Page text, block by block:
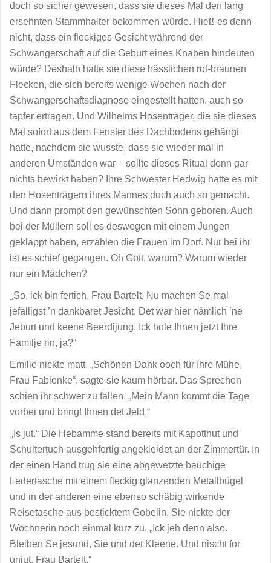
doch so sicher gewesen, dass sie dieses Mal den lang
ersehnten Stammhalter bekommen würde. Hieß es denn
nicht, dass ein fleckiges Gesicht während der
Schwangerschaft auf die Geburt eines Knaben hindeuten
würde? Deshalb hatte sie diese hässlichen rot-braunen
Flecken, die sich bereits wenige Wochen nach der
Schwangerschaftsdiagnose eingestellt hatten, auch so
tapfer ertragen. Und Wilhelms Hosenträger, die sie dieses
Mal sofort aus dem Fenster des Dachbodens gehängt
hatte, nachdem sie wusste, dass sie wieder mal in
anderen Umständen war – sollte dieses Ritual denn gar
nichts bewirkt haben? Ihre Schwester Hedwig hatte es mit
den Hosenträgern ihres Mannes doch auch so gemacht.
Und dann prompt den gewünschten Sohn geboren. Auch
bei der Müllern soll es deswegen mit einem Jungen
geklappt haben, erzählen die Frauen im Dorf. Nur bei ihr
ist es schief gegangen. Oh Gott, warum? Warum wieder
nur ein Mädchen?
„So, ick bin fertich, Frau Bartelt. Nu machen Se mal
jefälligst ’n dankbaret Jesicht. Det war hier nämlich ’ne
Jeburt und keene Beerdijung. Ick hole Ihnen jetzt Ihre
Familje rin, ja?“
Emilie nickte matt. „Schönen Dank ooch für Ihre Mühe,
Frau Fabienke“, sagte sie kaum hörbar. Das Sprechen
schien ihr schwer zu fallen. „Mein Mann kommt die Tage
vorbei und bringt Ihnen det Jeld.“
„ Is jut.“ Die Hebamme stand bereits mit Kapotthut und
Schultertuch ausgehfertig angekleidet an der Zimmertür. In
der einen Hand trug sie eine abgewetzte bauchige
Ledertasche mit einem fleckig glänzenden Metallbügel
und in der anderen eine ebenso schäbig wirkende
Reisetasche aus besticktem Gobelin. Sie nickte der
Wöchnerin noch einmal kurz zu. „Ick jeh denn also.
Bleiben Se jesund, Sie und det Kleene. Und nischt for
unjut, Frau Bartelt.“